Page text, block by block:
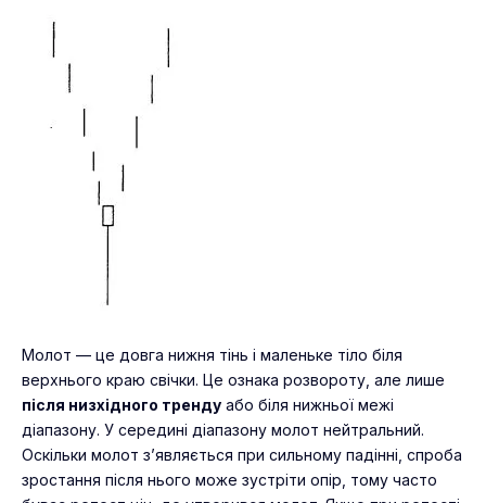
Молот — це довга нижня тінь і маленьке тіло біля
верхнього краю свічки. Це ознака розвороту, але лише
після низхідного тренду або біля нижньої межі
діапазону. У середині діапазону молот нейтральний.
Оскільки молот з’являється при сильному падінні, спроба
зростання після нього може зустріти опір, тому часто